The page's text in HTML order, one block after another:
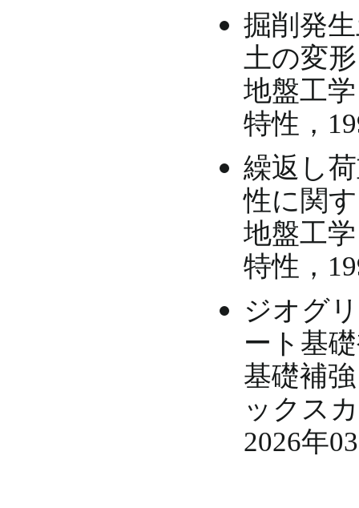
掘削発
土の変
地盤工
特性，
繰返し
性に関
地盤工
特性，
ジオグ
ート基
基礎補
ックス
2026年